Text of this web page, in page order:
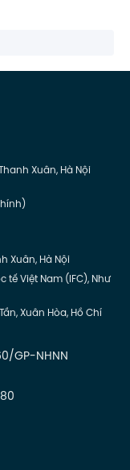
Xuân, Hà Nội
Xuân, Hà Nội
tế Việt Nam (IFC), Như
Xuân Hòa, Hồ Chí
GP-NHNN